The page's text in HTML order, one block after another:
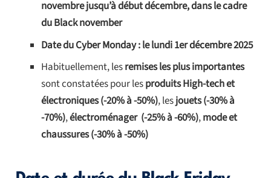
novembre jusqu’à début décembre, dans le cadre
du Black november
Date du Cyber Monday : le lundi 1er décembre 2025
Habituellement, lesremises les plus importantes
sont constatées pour lesproduits High-tech et
électroniques (-20% à -50%), lesjouets (-30% à
-70%),électroménager (-25% à -60%),mode et
chaussures (-30% à -50%)